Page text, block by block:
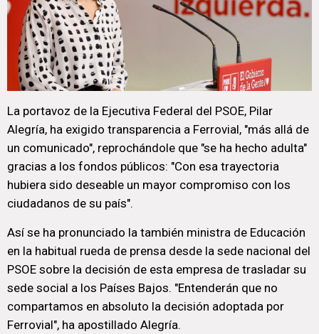
La portavoz de la Ejecutiva Federal del PSOE, Pilar
Alegría, ha exigido transparencia a Ferrovial, "más allá de
un comunicado", reprochándole que "se ha hecho adulta"
gracias a los fondos públicos: "Con esa trayectoria
hubiera sido deseable un mayor compromiso con los
ciudadanos de su país".
Así se ha pronunciado la también ministra de Educación
en la habitual rueda de prensa desde la sede nacional del
PSOE sobre la decisión de esta empresa de trasladar su
sede social a los Países Bajos. "Entenderán que no
compartamos en absoluto la decisión adoptada por
Ferrovial", ha apostillado Alegría.